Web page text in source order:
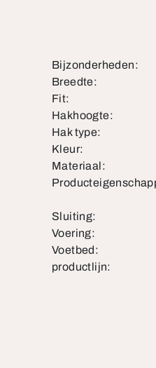
Bijzonderheden:
Breedte:
Fit:
Hakhoogte:
Hak type:
Kleur:
Materiaal:
Sluiting:
Voering:
Voetbed:
productlijn: